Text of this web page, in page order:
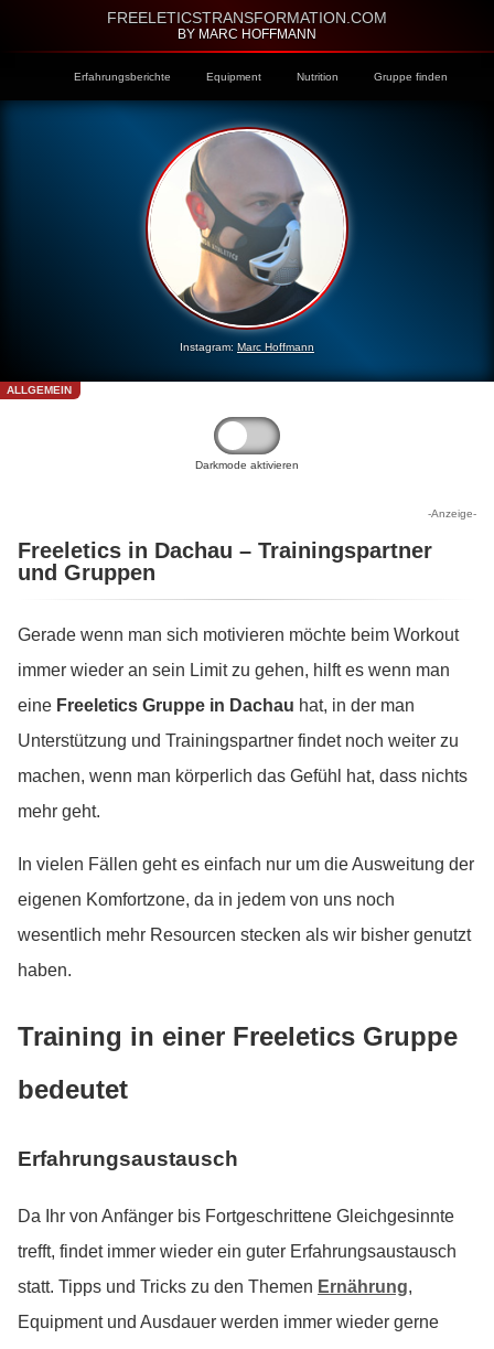
FREELETICSTRANSFORMATION.COM
BY MARC HOFFMANN
Erfahrungsberichte Equipment Nutrition Gruppe finden
Instagram: Marc Hoffmann
ALLGEMEIN
Darkmode aktivieren
-Anzeige-
Freeletics in Dachau – Trainingspartner
und Gruppen
Gerade wenn man sich motivieren möchte beim Workout
immer wieder an sein Limit zu gehen, hilft es wenn man
eine Freeletics Gruppe in Dachau hat, in der man
Unterstützung und Trainingspartner findet noch weiter zu
machen, wenn man körperlich das Gefühl hat, dass nichts
mehr geht.
In vielen Fällen geht es einfach nur um die Ausweitung der
eigenen Komfortzone, da in jedem von uns noch
wesentlich mehr Resourcen stecken als wir bisher genutzt
haben.
Training in einer Freeletics Gruppe
bedeutet
Erfahrungsaustausch
Da Ihr von Anfänger bis Fortgeschrittene Gleichgesinnte
trefft, findet immer wieder ein guter Erfahrungsaustausch
statt. Tipps und Tricks zu den Themen Ernährung,
Equipment und Ausdauer werden immer wieder gerne